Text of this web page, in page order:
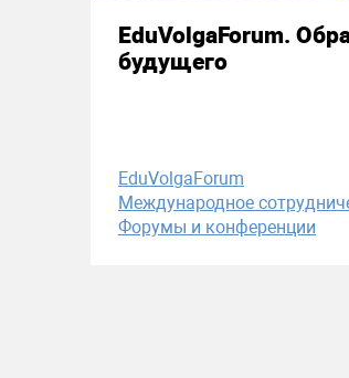
EduVolgaForum.
будущего
EduVolgaForum
Международное
Форумы и конференции